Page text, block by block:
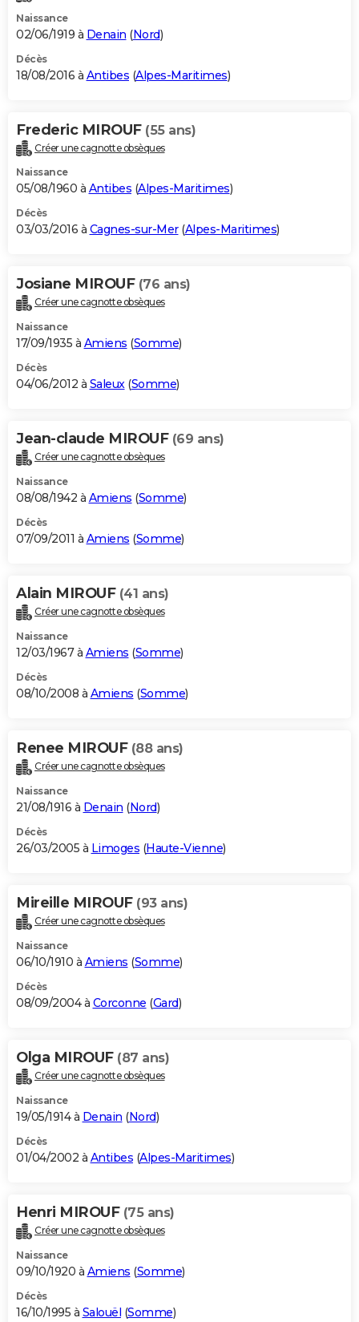
Naissance
02/06/1919 à Denain (Nord)
Décès
18/08/2016 à Antibes (Alpes-Maritimes)
Frederic MIROUF (55 ans)
Créer une cagnotte obsèques
Naissance
05/08/1960 à Antibes (Alpes-Maritimes)
Décès
03/03/2016 à Cagnes-sur-Mer(Alpes-Maritimes)
Josiane MIROUF (76 ans)
Créer une cagnotte obsèques
Naissance
17/09/1935 à Amiens (Somme)
Décès
04/06/2012 à Saleux(Somme)
Jean-claude MIROUF (69 ans)
Créer une cagnotte obsèques
Naissance
08/08/1942 à Amiens (Somme)
Décès
07/09/2011 à Amiens (Somme)
Alain MIROUF (41 ans)
Créer une cagnotte obsèques
Naissance
12/03/1967 à Amiens (Somme)
Décès
08/10/2008 à Amiens (Somme)
Renee MIROUF (88 ans)
Créer une cagnotte obsèques
Naissance
21/08/1916 à Denain (Nord)
Décès
26/03/2005 à Limoges (Haute-Vienne)
Mireille MIROUF (93 ans)
Créer une cagnotte obsèques
Naissance
06/10/1910 à Amiens (Somme)
Décès
08/09/2004 à Corconne (Gard)
Olga MIROUF (87 ans)
Créer une cagnotte obsèques
Naissance
19/05/1914 à Denain (Nord)
Décès
01/04/2002 à Antibes (Alpes-Maritimes)
Henri MIROUF (75 ans)
Créer une cagnotte obsèques
Naissance
09/10/1920 à Amiens (Somme)
Décès
16/10/1995 à Salouël (Somme)